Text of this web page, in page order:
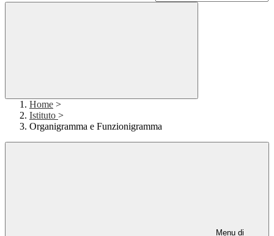
Home >
Istituto >
Organigramma e Funzionigramma
Menu di